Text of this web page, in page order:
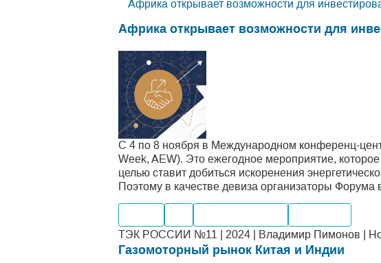
Африка открывает возможности для
Африка открывает возможности для
С 4 по 8 ноября в Международном конференц-
Week, AEW). Это ежегодное мероприятие,
целью ставит добиться искоренения
Поэтому в качестве девиза организаторы
ТЭК РОССИИ №11 | 2024 | Владимир Пимонов |
Газомоторный рынок Китая и Индии